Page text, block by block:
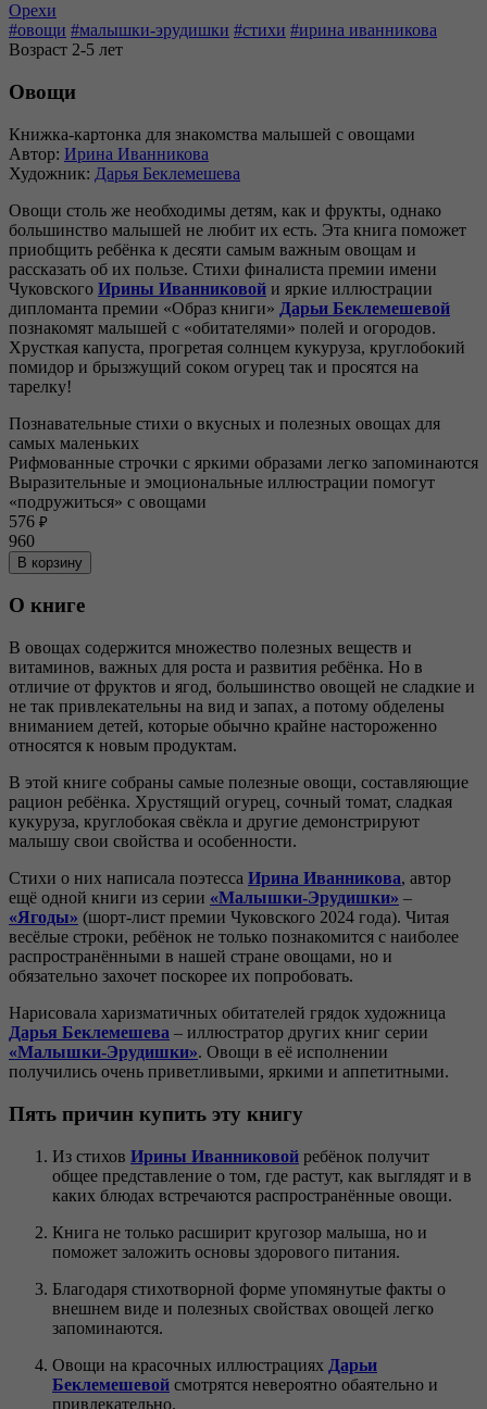
Орехи
#овощи #малышки-эрудишки #стихи #ирина иванникова
Возраст 2-5 лет
Овощи
Книжка-картонка для знакомства малышей с овощами
Автор: Ирина Иванникова
Художник: Дарья Беклемешева
Овощи столь же необходимы детям, как и фрукты, однако
большинство малышей не любит их есть. Эта книга поможет
приобщить ребёнка к десяти самым важным овощам и
рассказать об их пользе. Стихи финалиста премии имени
Чуковского Ирины Иванниковой и яркие иллюстрации
дипломанта премии «Образ книги» Дарьи Беклемешевой
познакомят малышей с «обитателями» полей и огородов.
Хрусткая капуста, прогретая солнцем кукуруза, круглобокий
помидор и брызжущий соком огурец так и просятся на
тарелку!
Познавательные стихи о вкусных и полезных овощах для
самых маленьких
Рифмованные строчки с яркими образами легко запоминаются
Выразительные и эмоциональные иллюстрации помогут
«подружиться» с овощами
576 ₽
960
В корзину
О книге
В овощах содержится множество полезных веществ и
витаминов, важных для роста и развития ребёнка. Но в
отличие от фруктов и ягод, большинство овощей не сладкие и
не так привлекательны на вид и запах, а потому обделены
вниманием детей, которые обычно крайне настороженно
относятся к новым продуктам.
В этой книге собраны самые полезные овощи, составляющие
рацион ребёнка. Хрустящий огурец, сочный томат, сладкая
кукуруза, круглобокая свёкла и другие демонстрируют
малышу свои свойства и особенности.
Стихи о них написала поэтесса Ирина Иванникова, автор
ещё одной книги из серии «Малышки-Эрудишки» –
«Ягоды» (шорт-лист премии Чуковского 2024 года). Читая
весёлые строки, ребёнок не только познакомится с наиболее
распространёнными в нашей стране овощами, но и
обязательно захочет поскорее их попробовать.
Нарисовала харизматичных обитателей грядок художница
Дарья Беклемешева – иллюстратор других книг серии
«Малышки-Эрудишки». Овощи в её исполнении
получились очень приветливыми, яркими и аппетитными.
Пять причин купить эту книгу
Из стихов Ирины Иванниковой ребёнок получит
общее представление о том, где растут, как выглядят и в
каких блюдах встречаются распространённые овощи.
Книга не только расширит кругозор малыша, но и
поможет заложить основы здорового питания.
Благодаря стихотворной форме упомянутые факты о
внешнем виде и полезных свойствах овощей легко
запоминаются.
Овощи на красочных иллюстрациях Дарьи
Беклемешевой смотрятся невероятно обаятельно и
привлекательно.